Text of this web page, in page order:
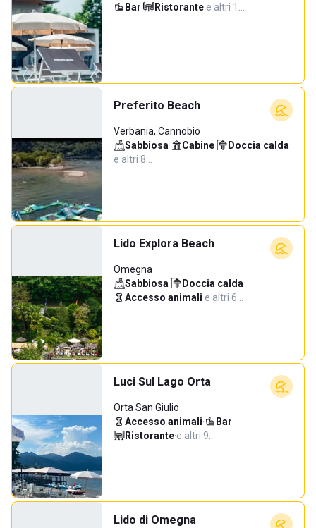
Bar· Ristorante·e altri 1…
Preferito Beach
Verbania, Cannobio
Sabbiosa· Cabine· Doccia calda·
e altri 8…
Lido Explora Beach
Omegna
Sabbiosa· Doccia calda·
Accesso animali·e altri 6…
Luci Sul Lago Orta
Orta San Giulio
Accesso animali· Bar·
Ristorante·e altri 9…
Lido di Omegna